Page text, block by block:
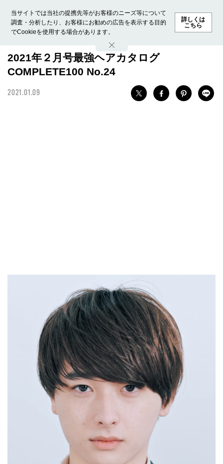
当サイトでは当社の提携先等がお客様のニーズ等について
調査・分析したり、お客様にお勧めの広告を表示する目的
でCookieを使用する場合があります。
詳しくは
こちら
ホーム モデル募集 ランキング ファッション ビューテ
2021年２月号最強ヘアカタログ
COMPLETE100 No.24
2021.01.09